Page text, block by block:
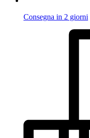
Consegna in 2 giorni